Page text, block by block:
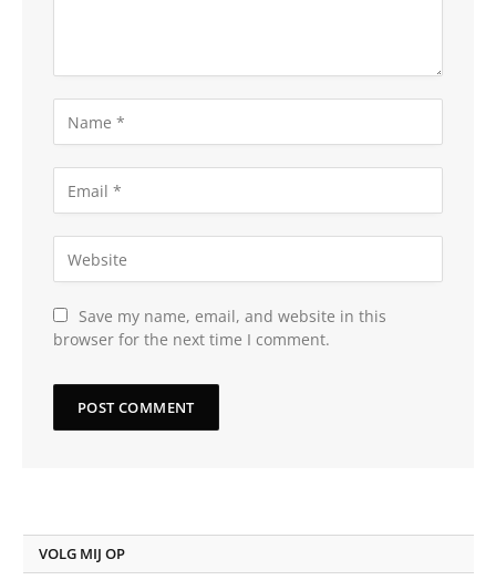
Save my name, email, and website in this
browser for the next time I comment.
VOLG MIJ OP